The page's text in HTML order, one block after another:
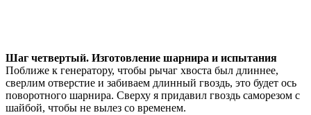
Шаг четвертый. Изготовление шарнира и испытания
Поближе к генератору, чтобы рычаг хвоста был длиннее,
сверлим отверстие и забиваем длинный гвоздь, это будет ось
поворотного шарнира. Сверху я придавил гвоздь саморезом с
шайбой, чтобы не вылез со временем.